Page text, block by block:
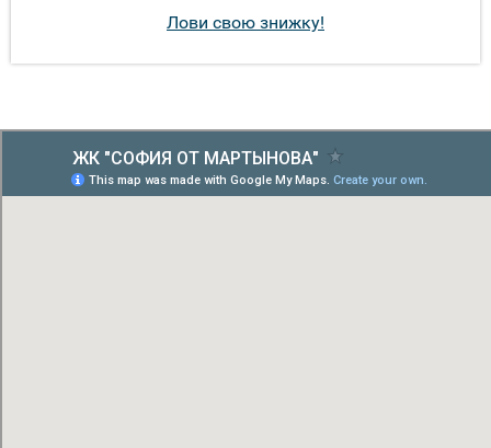
Лови свою знижку!